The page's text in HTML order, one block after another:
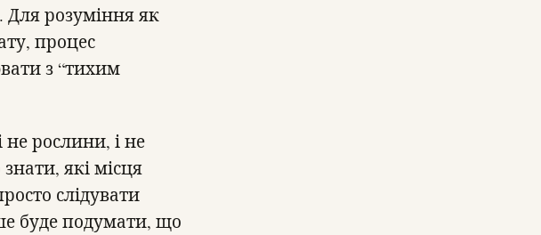
розуміння як
процес
з “тихим
рослини, і не
які місця
слідувати
буде подумати, що